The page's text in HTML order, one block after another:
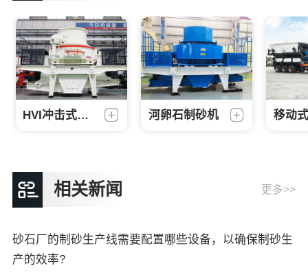
HVI冲击式制砂机 河卵石制砂机 移动
相关新闻 更多>>
砂石厂的制砂生产线需要配置哪些设备，以确保制砂生
产的效率?